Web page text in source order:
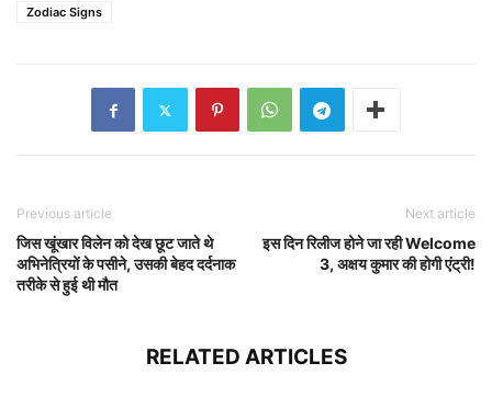
Zodiac Signs
Previous article
जिस खूंखार विलेन को देख छूट जाते थे
अभिनेत्रियों के पसीने, उसकी बेहद दर्दनाक
तरीके से हुई थी मौत
Next article
इस दिन रिलीज होने जा रही Welcome
3, अक्षय कुमार की होगी एंट्री!
RELATED ARTICLES